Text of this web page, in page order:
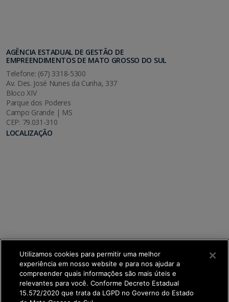
AGÊNCIA ESTADUAL DE GESTÃO DE
EMPREENDIMENTOS DE MATO GROSSO DO SUL
Telefone: (67) 3318-5300
Av. Des. José Nunes da Cunha, 337
Bloco XIV
Parque dos Poderes
Campo Grande | MS
CEP: 79.031-310
LOCALIZAÇÃO
Utilizamos cookies para permitir uma melhor
experiência em nosso website e para nos ajudar a
compreender quais informações são mais úteis e
relevantes para você. Conforme Decreto Estadual
15.572/2020 que trata da LGPD no Governo do Estado